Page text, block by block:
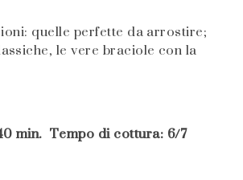
quelle perfette da arrostire;
le vere braciole con la
min. Tempo di cottura: 6/7